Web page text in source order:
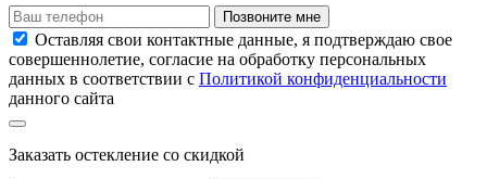
Позвоните мне
Оставляя свои контактные данные, я подтверждаю свое
совершеннолетие, согласие на обработку персональных
данных в соответствии с Политикой конфиденциальности
данного сайта
Заказать остекление со скидкой